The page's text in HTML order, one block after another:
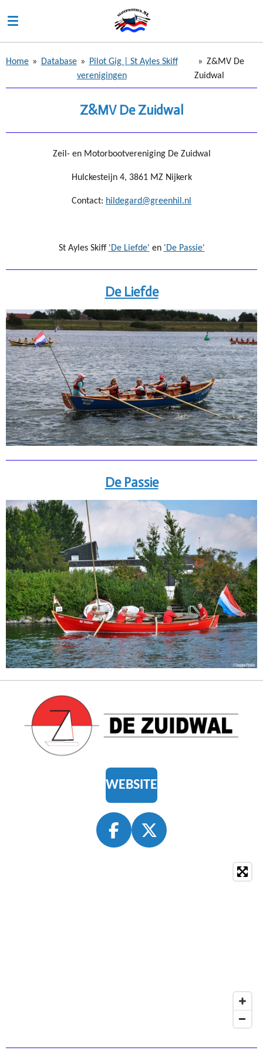
direct
naar
hoofdinhoud
Home » Database »
Pilot Gig | St Ayles Skiff
verenigingen
» Z&MV De
Zuidwal
Z&MV De Zuidwal
Zeil- en Motorbootvereniging De Zuidwal
Hulckesteijn 4, 3861 MZ Nijkerk
Contact: hildegard@greenhil.nl
St Ayles Skiff 'De Liefde' en 'De Passie'
De Liefde
De Passie
WEBSITE
F
X